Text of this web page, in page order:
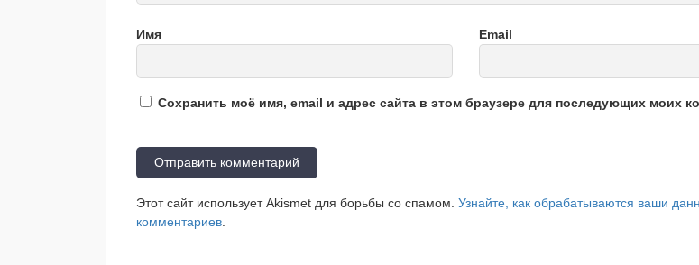
Имя Email
Сохранить моё имя, email и адрес сайта в этом браузере для последующих моих
Этот сайт использует Akismet для борьбы со спамом.Узнайте, как обрабатываются ваши
комментариев